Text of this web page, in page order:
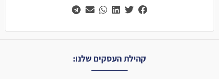
קהילת העסקים שלנו: